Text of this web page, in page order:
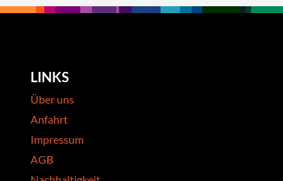
LINKS
Über uns
Anfahrt
Impressum
AGB